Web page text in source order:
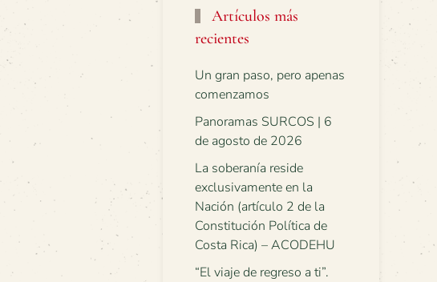
Artículos más
recientes
Un gran paso, pero apenas
comenzamos
Panoramas SURCOS | 6
de agosto de 2026
La soberanía reside
exclusivamente en la
Nación (artículo 2 de la
Constitución Política de
Costa Rica) – ACODEHU
“El viaje de regreso a ti”.